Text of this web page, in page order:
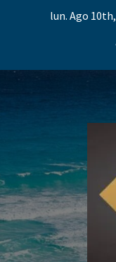
lun. Ago